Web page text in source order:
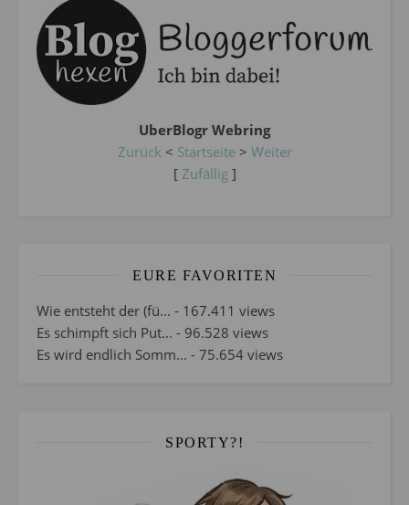
UberBlogr Webring
Zurück < Startseite> Weiter
[ Zufällig]
EURE FAVORITEN
Wie entsteht der (fü... - 167.411 views
Es schimpft sich Put... - 96.528 views
Es wird endlich Somm... - 75.654 views
SPORTY?!